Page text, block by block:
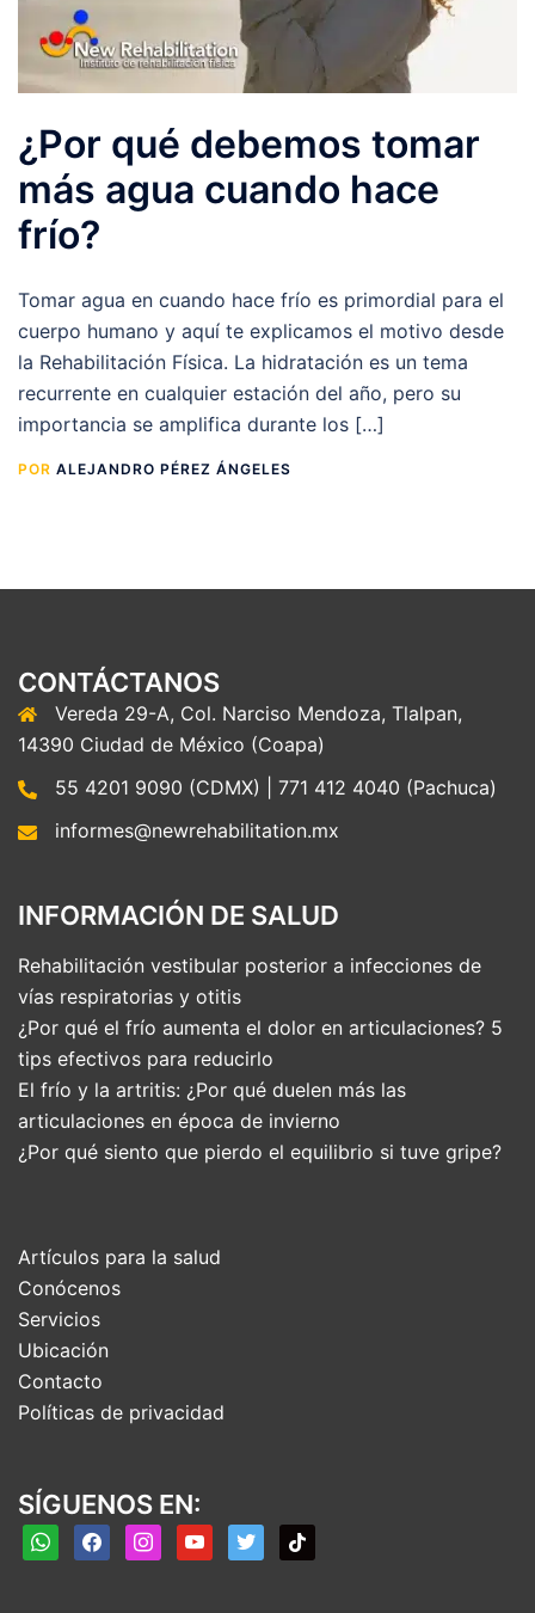
¿Por qué debemos tomar
más agua cuando hace
frío?
Tomar agua en cuando hace frío es primordial para el
cuerpo humano y aquí te explicamos el motivo desde
la Rehabilitación Física. La hidratación es un tema
recurrente en cualquier estación del año, pero su
importancia se amplifica durante los […]
POR ALEJANDRO PÉREZ ÁNGELES
CONTÁCTANOS
Vereda 29-A, Col. Narciso Mendoza, Tlalpan,
14390 Ciudad de México (Coapa)
55 4201 9090 (CDMX) | 771 412 4040 (Pachuca)
informes@newrehabilitation.mx
INFORMACIÓN DE SALUD
Rehabilitación vestibular posterior a infecciones de
vías respiratorias y otitis
¿Por qué el frío aumenta el dolor en articulaciones? 5
tips efectivos para reducirlo
El frío y la artritis: ¿Por qué duelen más las
articulaciones en época de invierno
¿Por qué siento que pierdo el equilibrio si tuve gripe?
Artículos para la salud
Conócenos
Servicios
Ubicación
Contacto
Políticas de privacidad
SÍGUENOS EN:
whatsappfacebookinstagramyoutubetwitter tiktok